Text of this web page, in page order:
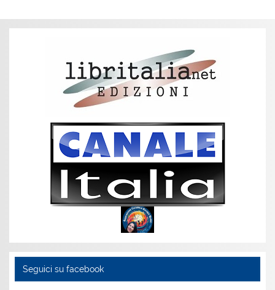
Seguici su facebook